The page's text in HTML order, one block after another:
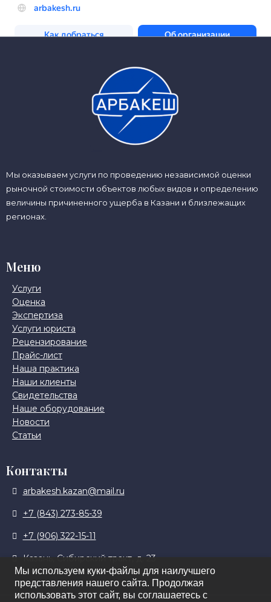
Мы оказываем услуги по проведению независимой оценки
рыночной стоимости объектов любых видов и определению
величины причиненного ущерба в Казани и близлежащих
регионах.
Меню
Услуги
Оценка
Экспертиза
Услуги юриста
Рецензирование
Прайс-лист
Наша практика
Наши клиенты
Свидетельства
Наше оборудование
Новости
Статьи
Контакты
arbakesh.kazan@mail.ru
+7 (843) 273-85-39
+7 (906) 322-15-11
Казань, Сибирский тракт, д. 23
Мы используем куки-файлы для наилучшего
представления нашего сайта. Продолжая
использовать этот сайт, вы соглашаетесь с